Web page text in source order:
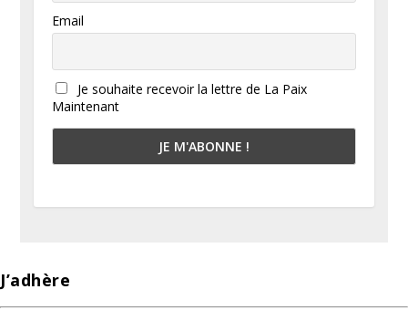
Email
Je souhaite recevoir la lettre de La Paix
Maintenant
J’adhère